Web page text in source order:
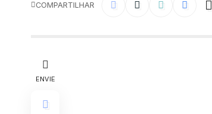
COMPARTILHAR
ENVIE